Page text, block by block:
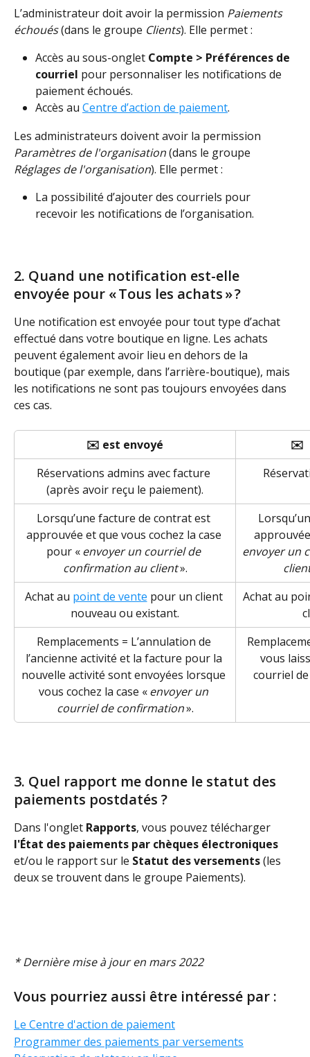
L’administrateur doit avoir la permission Paiements
échoués (dans le groupe Clients). Elle permet :
Accès au sous-onglet Compte > Préférences de
courriel pour personnaliser les notifications de
paiement échoués.
Accès au Centre d’action de paiement.
Les administrateurs doivent avoir la permission
Paramètres de l'organisation (dans le groupe
Réglages de l'organisation). Elle permet :
La possibilité d’ajouter des courriels pour
recevoir les notifications de l’organisation.
2. Quand une notification est-elle
envoyée pour « Tous les achats » ?
Une notification est envoyée pour tout type d’achat
effectué dans votre boutique en ligne. Les achats
peuvent également avoir lieu en dehors de la
boutique (par exemple, dans l’arrière-boutique), mais
les notifications ne sont pas toujours envoyées dans
ces cas.
✉️ est envoyé
✉️
Réservations admins avec facture
(après avoir reçu le paiement).
Lorsqu’une facture de contrat est
approuvée et que vous cochez la case
pour « envoyer un courriel de
confirmation au client ».
envoyer un
Achat au point de vente pour un client
nouveau ou existant.
Achat au
Remplacements = L’annulation de
l’ancienne activité et la facture pour la
nouvelle activité sont envoyées lorsque
vous cochez la case « envoyer un
courriel de confirmation ».
vous
courriel de
3. Quel rapport me donne le statut des
paiements postdatés ?
Dans l'onglet Rapports, vous pouvez télécharger
l'État des paiements par chèques électroniques
et/ou le rapport sur le Statut des versements (les
deux se trouvent dans le groupe Paiements).
* Dernière mise à jour en mars 2022
Vous pourriez aussi être intéressé par :
Le Centre d'action de paiement
Programmer des paiements par versements